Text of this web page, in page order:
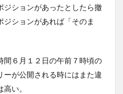
ジションがあったとしたら撤
ションがあれば「そのま
間６月１２日の午前７時頃の
ーが公開される時にはまた違
い。